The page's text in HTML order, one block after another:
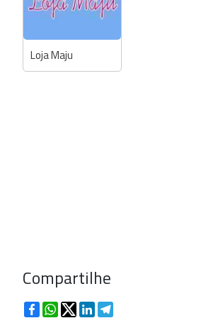
Loja Maju
Compartilhe
FacebookWhatsApp
TwitterLinkedIn